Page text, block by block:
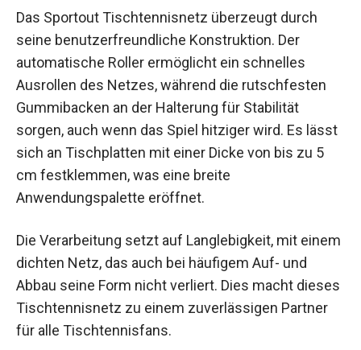
seine benutzerfreundliche Konstruktion. Der
automatische Roller ermöglicht ein schnelles
Ausrollen des Netzes, während die rutschfesten
Gummibacken an der Halterung für Stabilität
sorgen, auch wenn das Spiel hitziger wird. Es
lässt sich an Tischplatten mit einer Dicke von bis
zu 5 cm festklemmen, was eine breite
Anwendungspalette eröffnet.
einem dichten Netz, das auch bei häufigem Auf-
und Abbau seine Form nicht verliert. Dies macht
dieses Tischtennisnetz zu einem zuverlässigen
Partner für alle Tischtennisfans.